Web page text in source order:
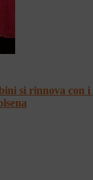
si rinnova con